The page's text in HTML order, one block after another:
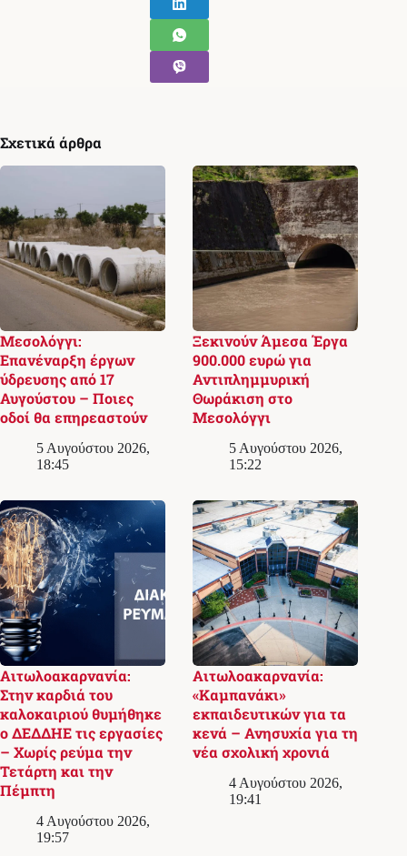
Σχετικά άρθρα
Μεσολόγγι:
Επανέναρξη έργων
ύδρευσης από 17
Αυγούστου – Ποιες
οδοί θα επηρεαστούν
5 Αυγούστου 2026,
18:45
Ξεκινούν Άμεσα Έργα
900.000 ευρώ για
Αντιπλημμυρική
Θωράκιση στο
Μεσολόγγι
5 Αυγούστου 2026,
15:22
Αιτωλοακαρνανία:
Στην καρδιά του
καλοκαιριού θυμήθηκε
ο ΔΕΔΔΗΕ τις εργασίες
– Χωρίς ρεύμα την
Τετάρτη και την
Πέμπτη
4 Αυγούστου 2026,
19:57
Αιτωλοακαρνανία:
«Καμπανάκι»
εκπαιδευτικών για τα
κενά – Ανησυχία για τη
νέα σχολική χρονιά
4 Αυγούστου 2026,
19:41